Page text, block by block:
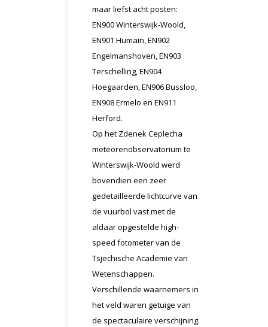
maar liefst acht posten:
EN900 Winterswijk-Woold,
EN901 Humain, EN902
Engelmanshoven, EN903
Terschelling, EN904
Hoegaarden, EN906 Bussloo,
EN908 Ermelo en EN911
Herford.
Op het Zdenek Ceplecha
meteorenobservatorium te
Winterswijk-Woold werd
bovendien een zeer
gedetailleerde lichtcurve van
de vuurbol vast met de
aldaar opgestelde high-
speed fotometer van de
Tsjechische Academie van
Wetenschappen.
Verschillende waarnemers in
het veld waren getuige van
de spectaculaire verschijning.